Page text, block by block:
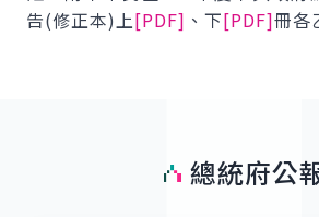
告(修正本)上[PDF] 、下[PDF]冊各
總統府公